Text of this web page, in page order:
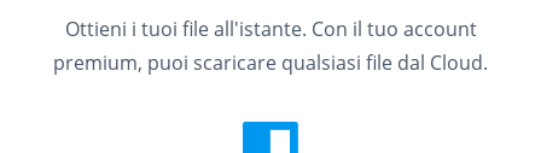
Ottieni i tuoi file all'istante. Con il tuo account
premium, puoi scaricare qualsiasi file dal Cloud.